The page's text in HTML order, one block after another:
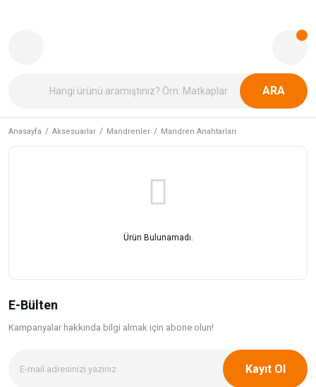
ARA
Anasayfa Aksesuarlar Mandrenler Mandren Anahtarları
Ürün Bulunamadı.
E-Bülten
Kampanyalar hakkında bilgi almak için abone olun!
Kayıt Ol